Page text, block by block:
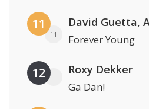
11
11 Forever Young
12 Roxy Dekker
Ga Dan!